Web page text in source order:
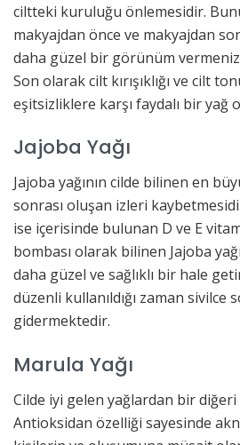
ciltteki kuruluğu önlemesidir.
makyajdan önce ve makyajdan
daha güzel bir görünüm
Son olarak cilt kırışıklığı ve cilt
eşitsizliklere karşı faydalı bir yağ
Jajoba Yağı
Jajoba yağının cilde bilinen en
sonrası oluşan izleri
ise içerisinde bulunan D ve E
bombası olarak bilinen Jajoba
daha güzel ve sağlıklı bir hale
düzenli kullanıldığı zaman sivilce
gidermektedir.
Marula Yağı
Cilde iyi gelen yağlardan bir diğeri
Antioksidan özelliği sayesinde